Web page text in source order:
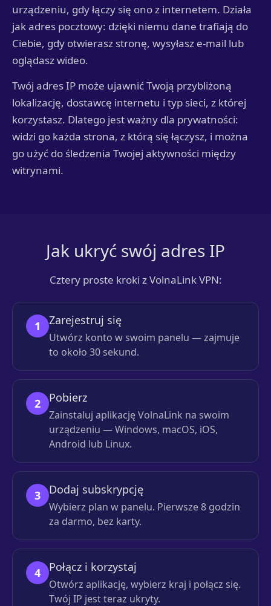
urządzeniu, gdy łączy się ono z internetem. Działa
jak adres pocztowy: dzięki niemu dane trafiają do
Ciebie, gdy otwierasz stronę, wysyłasz e-mail lub
oglądasz wideo.
Twój adres IP może ujawnić Twoją przybliżoną
lokalizację, dostawcę internetu i typ sieci, z której
korzystasz. Dlatego jest ważny dla prywatności:
widzi go każda strona, z którą się łączysz, i można
go użyć do śledzenia Twojej aktywności między
witrynami.
Jak ukryć swój adres IP
Cztery proste kroki z VolnaLink VPN:
1 Zarejestruj się
Utwórz konto w swoim panelu — zajmuje
to około 30 sekund.
2 Pobierz
Zainstaluj aplikację VolnaLink na swoim
urządzeniu — Windows, macOS, iOS,
Android lub Linux.
3 Dodaj subskrypcję
Wybierz plan w panelu. Pierwsze 8 godzin
za darmo, bez karty.
4 Połącz i korzystaj
Otwórz aplikację, wybierz kraj i połącz się.
Twój IP jest teraz ukryty.